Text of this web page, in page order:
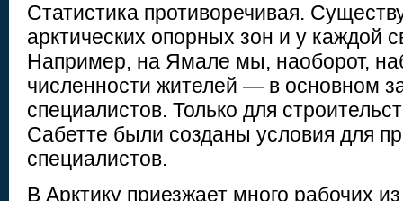
Статистика противоречивая.
арктических опорных зон и у каждой
Например, на Ямале мы, наоборот,
численности жителей — в основном
специалистов. Только для
Сабетте были созданы условия для
специалистов.
В Арктику приезжает много рабочих